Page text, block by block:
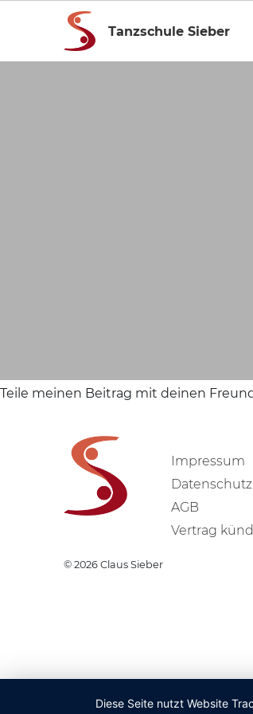
Tanzschule Sieber
Teile meinen Beitrag mit deinen
Diese Seite nutzt Website
Impressum
Datenschutz
AGB
Vertrag
© 2026 Claus Sieber